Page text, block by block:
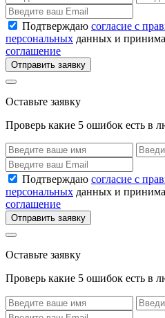
Подтверждаю согласие с
персональных данных и
соглашение
Отправить заявку
Оставьте заявку
Проверь какие 5 ошибок есть в
Подтверждаю согласие с
персональных данных и
соглашение
Отправить заявку
Оставьте заявку
Проверь какие 5 ошибок есть в